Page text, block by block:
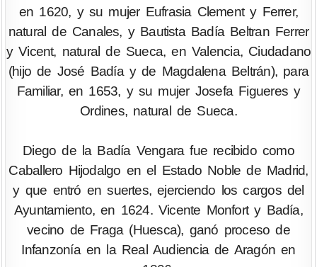
en 1620, y su mujer Eufrasia Clement y Ferrer,
natural de Canales, y Bautista Badía Beltran Ferrer
y Vicent, natural de Sueca, en Valencia, Ciudadano
(hijo de José Badía y de Magdalena Beltrán), para
Familiar, en 1653, y su mujer Josefa Figueres y
Ordines, natural de Sueca.
Diego de la Badía Vengara fue recibido como
Caballero Hijodalgo en el Estado Noble de Madrid,
y que entró en suertes, ejerciendo los cargos del
Ayuntamiento, en 1624. Vicente Monfort y Badía,
vecino de Fraga (Huesca), ganó proceso de
Infanzonía en la Real Audiencia de Aragón en